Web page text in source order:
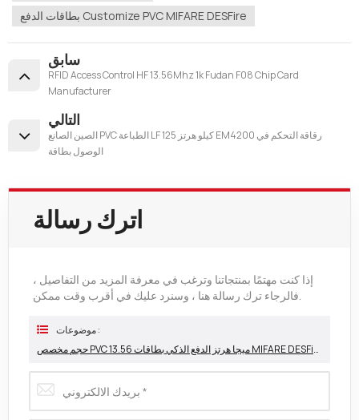
بطاقات الدفع Customize PVC MIFARE DESFire
سابق
RFID Access Control HF 13.56Mhz 1k Fudan F08 Chip Card
Manufacturer
التالي
الصين الصانع PVC الطباعة LF 125 كيلو هرتز EM4200 رقاقة التحكم في
الوصول بطاقة
اترك رسالة
إذا كنت مهتمًا بمنتجاتنا وترغب في معرفة المزيد من التفاصيل ،
فالرجاء ترك رسالة هنا ، وسنرد عليك في أقرب وقت ممكن.
موضوعات :
حجم مخصص PVC 13.56 ميجا هرتز الدفع الذكي بطاقات MIFARE DESFire EV1 2K الذكية